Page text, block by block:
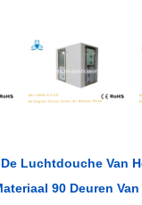
Luchtdouche Van
90 Deuren